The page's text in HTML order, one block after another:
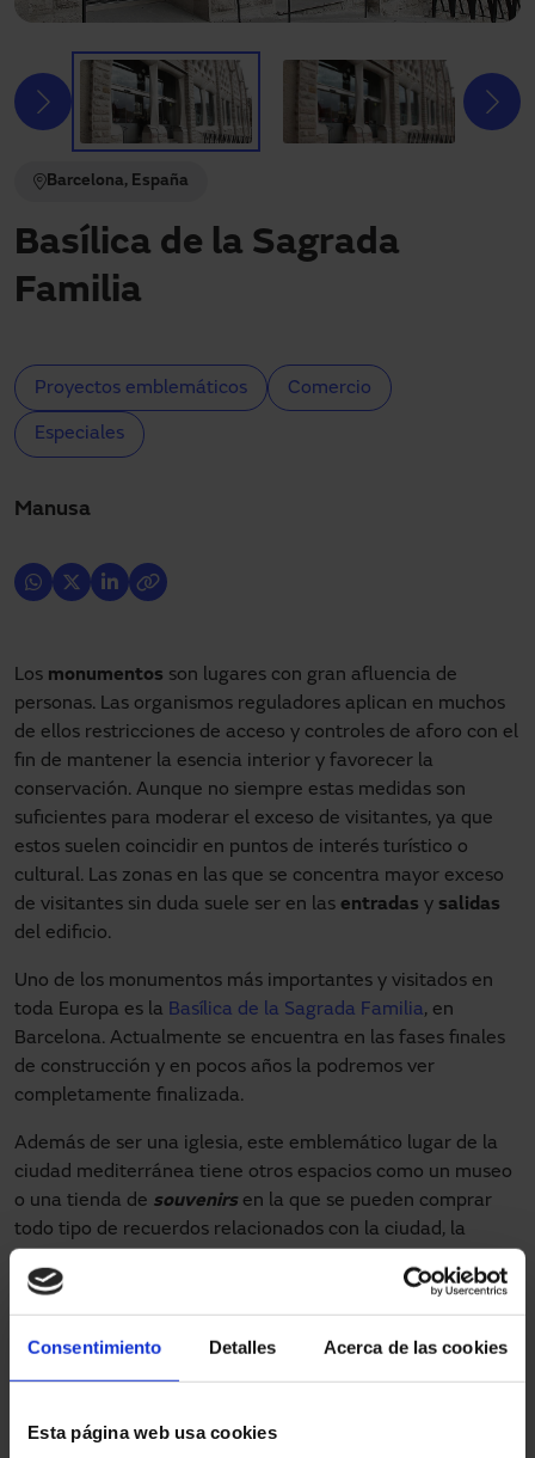
Consentimiento Detalles Acerca de las cookies
Esta página web usa cookies
Descargas
Contacto
Mi área
Barcelona, España
Basílica de la Sagrada
Familia
Proyectos emblemáticos Comercio
Especiales
Manusa
Los monumentos son lugares con gran afluencia de
personas. Las organismos reguladores aplican en muchos
de ellos restricciones de acceso y controles de aforo con el
fin de mantener la esencia interior y favorecer la
conservación. Aunque no siempre estas medidas son
suficientes para moderar el exceso de visitantes, ya que
estos suelen coincidir en puntos de interés turístico o
cultural. Las zonas en las que se concentra mayor exceso
de visitantes sin duda suele ser en las entradas y salidas
del edificio.
Uno de los monumentos más importantes y visitados en
toda Europa es la Basílica de la Sagrada Familia, en
Barcelona. Actualmente se encuentra en las fases finales
de construcción y en pocos años la podremos ver
completamente finalizada.
Además de ser una iglesia, este emblemático lugar de la
ciudad mediterránea tiene otros espacios como un museo
o una tienda de souvenirs en la que se pueden comprar
todo tipo de recuerdos relacionados con la ciudad, la
elementos del estilo modernista.
fluidez de personas en la entrada y salida de este espacio